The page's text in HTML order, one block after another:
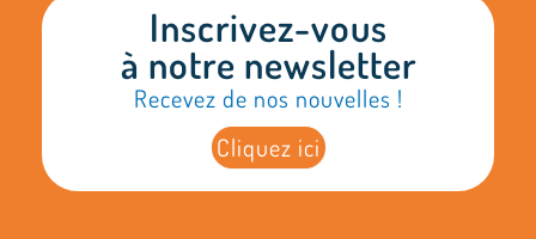
Inscrivez-vous
à notre newsletter
Recevez de nos nouvelles !
Cliquez ici